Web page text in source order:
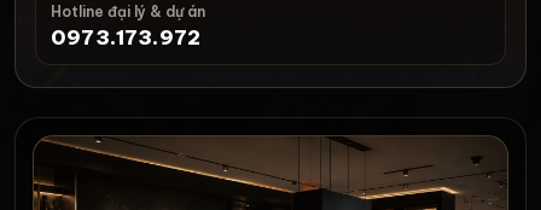
Hotline đại lý & dự án
0973.173.972